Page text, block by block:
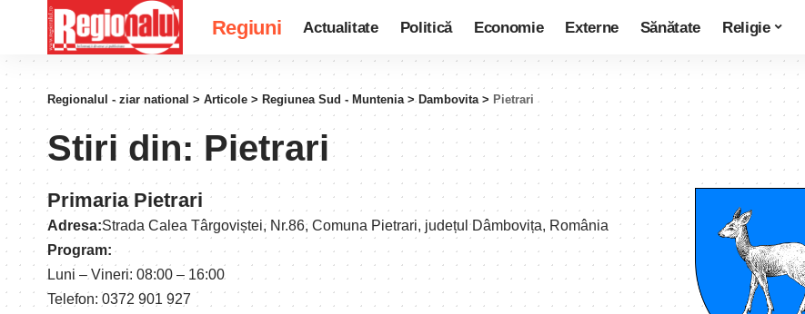
Regiuni Actualitate Politică Economie Externe Sănătate Religie
Regionalul - ziar national > Articole > Regiunea Sud - Muntenia> Dambovita> Pietrari
Stiri din:Pietrari
Primaria Pietrari
Adresa:Strada Calea Târgoviștei, Nr.86, Comuna Pietrari, județul Dâmbovița, România
Program:
Luni – Vineri: 08:00 – 16:00
Telefon: 0372 901 927